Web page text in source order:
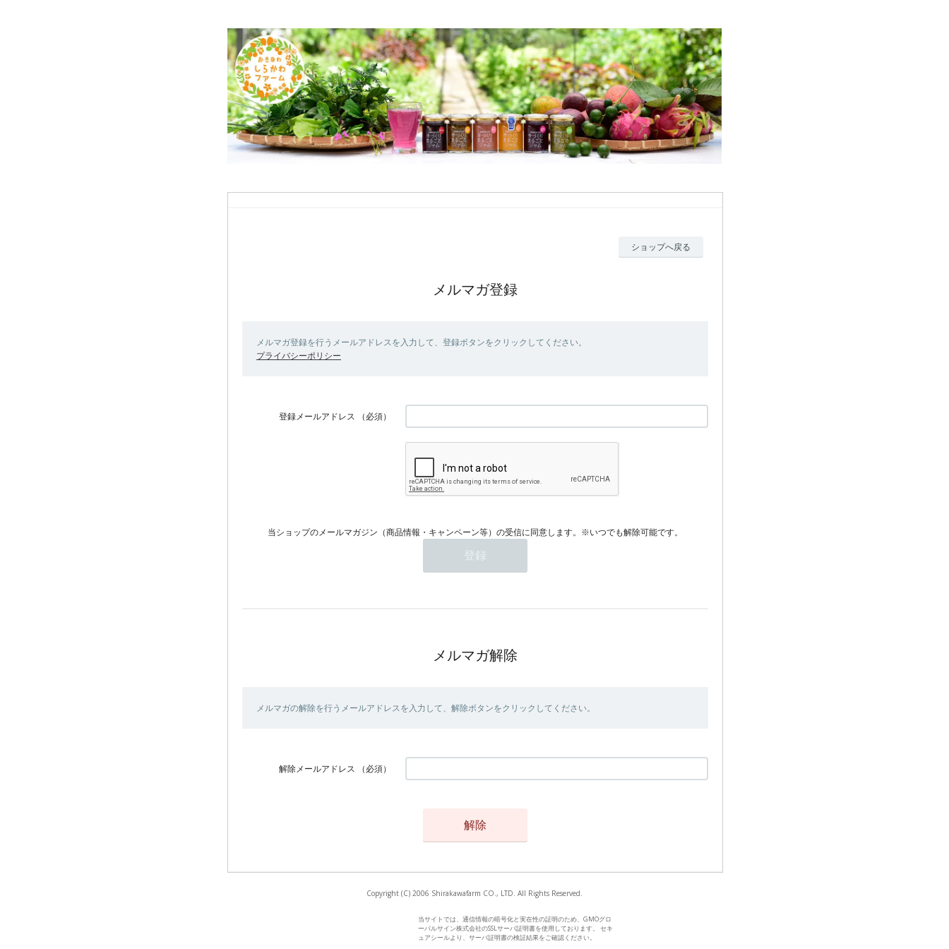
ショップへ戻る
メルマガ登録
メルマガ登録を行うメールアドレスを入力して、登録ボタンをクリックしてください。
プライバシーポリシー
登録メールアドレス （必須）
当ショップのメールマガジン（商品情報・キャンペーン等）の受信に同意します。※いつでも解除可能です。
メルマガ解除
メルマガの解除を行うメールアドレスを入力して、解除ボタンをクリックしてください。
解除メールアドレス （必須）
Copyright (C) 2006 Shirakawafarm CO., LTD. All Rights Reserved.
当サイトでは、通信情報の暗号化と実在性の証明のため、GMOグロ
ーバルサイン株式会社のSSLサーバ証明書を使用しております。 セキ
ュアシールより、サーバ証明書の検証結果をご確認ください。